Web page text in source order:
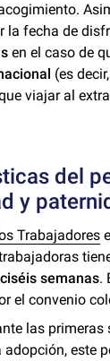
la fecha de
en el caso de
(es
viajar al
del
y
Trabajadores
semanas.
el convenio
las primeras
este